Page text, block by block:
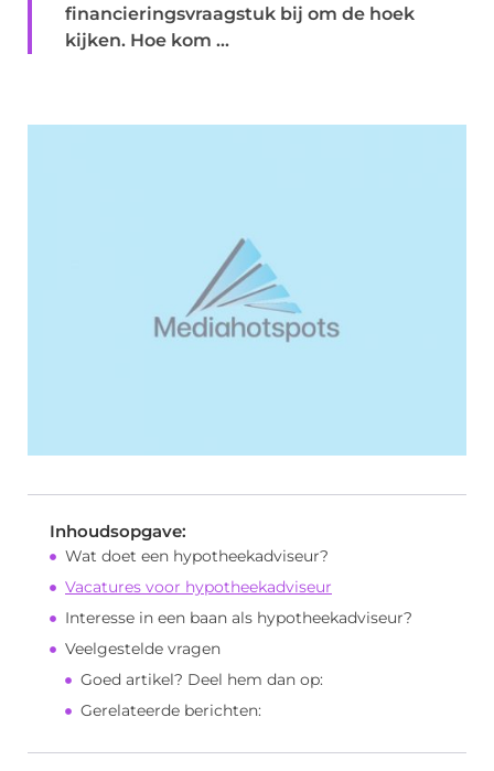
financieringsvraagstuk bij om de hoek
kijken. Hoe kom ...
Inhoudsopgave:
Wat doet een hypotheekadviseur?
Vacatures voor hypotheekadviseur
Interesse in een baan als hypotheekadviseur?
Veelgestelde vragen
Goed artikel? Deel hem dan op:
Gerelateerde berichten: